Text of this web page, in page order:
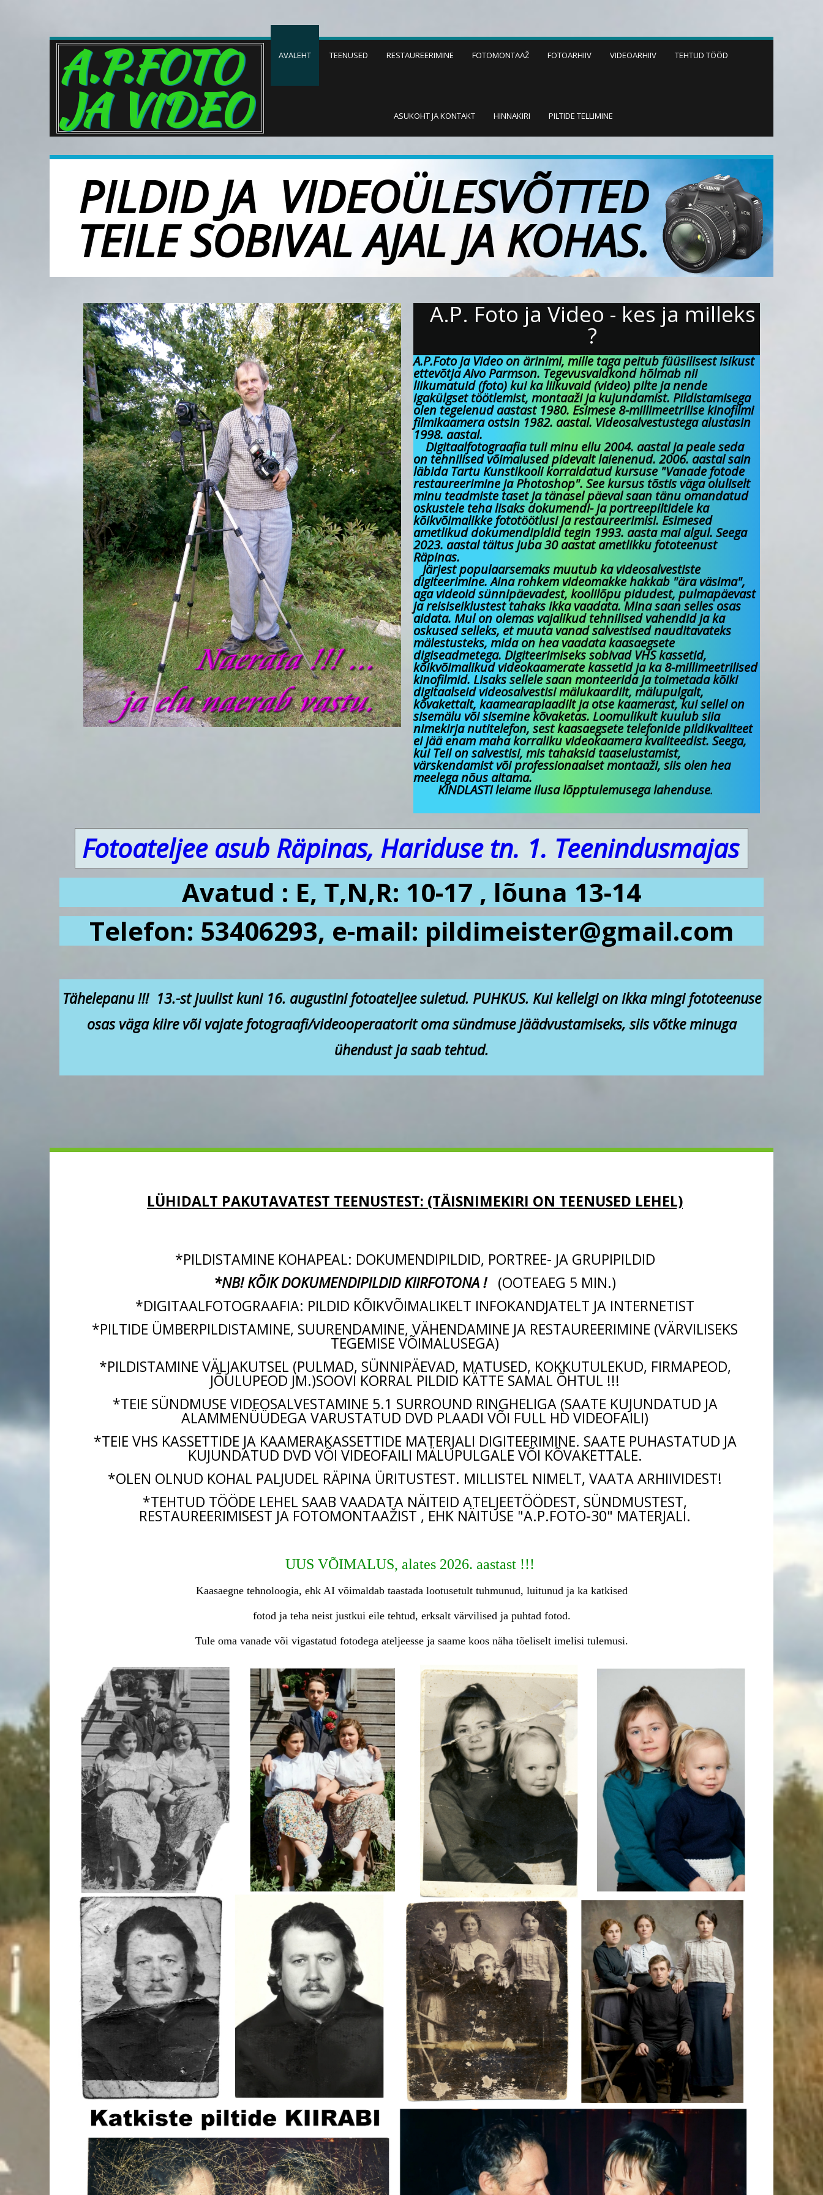
A.P.FOTO
JA VIDEO
AVALEHT TEENUSED RESTAUREERIMINE FOTOMONTAAŽ FOTOARHIIV VIDEOARHIIV TEHTUD TÖÖD
ASUKOHT JA KONTAKT HINNAKIRI PILTIDE TELLIMINE
PILDID JA VIDEOÜLESVÕTTED
TEILE SOBIVAL AJAL JA KOHAS.
A.P. Foto ja Video - kes ja milleks
?
A.P.Foto ja Video on ärinimi, mille taga peitub füüsilisest isikust
ettevõtja Aivo Parmson. Tegevusvaldkond hõlmab nii
liikumatuid (foto) kui ka liikuvaid (video) pilte ja nende
igakülgset töötlemist, montaaži ja kujundamist. Pildistamisega
olen tegelenud aastast 1980. Esimese 8-millimeetrilise kinofilmi
filmikaamera ostsin 1982. aastal. Videosalvestustega alustasin
1998. aastal.
Digitaalfotograafia tuli minu ellu 2004. aastal ja peale seda
on tehnilised võimalused pidevalt laienenud. 2006. aastal sain
läbida Tartu Kunstikooli korraldatud kursuse "Vanade fotode
restaureerimine ja Photoshop". See kursus tõstis väga oluliselt
minu teadmiste taset ja tänasel päeval saan tänu omandatud
oskustele teha lisaks dokumendi- ja portreepiltidele ka
kõikvõimalikke fototöötlusi ja restaureerimisi. Esimesed
ametlikud dokumendipldid tegin 1993. aasta mai algul. Seega
2023. aastal täitus juba 30 aastat ametlikku fototeenust
Räpinas.
Järjest populaarsemaks muutub ka videosalvestiste
digiteerimine. Aina rohkem videomakke hakkab "ära väsima",
aga videoid sünnipäevadest, koolilõpu pidudest, pulmapäevast
ja reisiseiklustest tahaks ikka vaadata. Mina saan selles osas
aidata. Mul on olemas vajalikud tehnilised vahendid ja ka
oskused selleks, et muuta vanad salvestised nauditavateks
mälestusteks, mida on hea vaadata kaasaegsete
digiseadmetega. Digiteerimiseks sobivad VHS kassetid,
kõikvõimalikud videokaamerate kassetid ja ka 8-millimeetrilised
kinofilmid. Lisaks sellele saan monteerida ja toimetada kõiki
digitaalseid videosalvestisi mälukaardilt, mälupulgalt,
kõvakettalt, kaamearaplaadilt ja otse kaamerast, kui sellel on
sisemälu või sisemine kõvaketas. Loomulikult kuulub siia
nimekirja nutitelefon, sest kaasaegsete telefonide pildikvaliteet
ei jää enam maha korraliku videokaamera kvaliteedist. Seega,
kui Teil on salvestisi, mis tahaksid taaselustamist,
värskendamist või professionaalset montaaži, siis olen hea
meelega nõus aitama.
KINDLASTI leiame ilusa lõpptulemusega lahenduse.
Fotoateljee asub Räpinas, Hariduse tn. 1. Teenindusmajas
Avatud : E, T,N,R: 10-17 , lõuna 13-14
Telefon: 53406293, e-mail: pildimeister@gmail.com
Tähelepanu !!! 13.-st juulist kuni 16. augustini fotoateljee suletud. PUHKUS. Kui kellelgi on ikka mingi fototeenuse
osas väga kiire või vajate fotograafi/videooperaatorit oma sündmuse jäädvustamiseks, siis võtke minuga
ühendust ja saab tehtud.
LÜHIDALT PAKUTAVATEST TEENUSTEST: (TÄISNIMEKIRI ON TEENUSED LEHEL)
*PILDISTAMINE KOHAPEAL: DOKUMENDIPILDID, PORTREE- JA GRUPIPILDID
*NB! KÕIK DOKUMENDIPILDID KIIRFOTONA ! (OOTEAEG 5 MIN.)
*DIGITAALFOTOGRAAFIA: PILDID KÕIKVÕIMALIKELT INFOKANDJATELT JA INTERNETIST
*PILTIDE ÜMBERPILDISTAMINE, SUURENDAMINE, VÄHENDAMINE JA RESTAUREERIMINE (VÄRVILISEKS
TEGEMISE VÕIMALUSEGA)
*PILDISTAMINE VÄLJAKUTSEL (PULMAD, SÜNNIPÄEVAD, MATUSED, KOKKUTULEKUD, FIRMAPEOD,
JÕULUPEOD JM.)SOOVI KORRAL PILDID KÄTTE SAMAL ÕHTUL !!!
*TEIE SÜNDMUSE VIDEOSALVESTAMINE 5.1 SURROUND RINGHELIGA (SAATE KUJUNDATUD JA
ALAMMENÜÜDEGA VARUSTATUD DVD PLAADI VÕI FULL HD VIDEOFAILI)
*TEIE VHS KASSETTIDE JA KAAMERAKASSETTIDE MATERJALI DIGITEERIMINE. SAATE PUHASTATUD JA
KUJUNDATUD DVD VÕI VIDEOFAILI MÄLUPULGALE VÕI KÕVAKETTALE.
*OLEN OLNUD KOHAL PALJUDEL RÄPINA ÜRITUSTEST. MILLISTEL NIMELT, VAATA ARHIIVIDEST!
*TEHTUD TÖÖDE LEHEL SAAB VAADATA NÄITEID ATELJEETÖÖDEST, SÜNDMUSTEST,
RESTAUREERIMISEST JA FOTOMONTAAŽIST , EHK NÄITUSE "A.P.FOTO-30" MATERJALI.
UUS VÕIMALUS, alates2026. aastast !!!
Kaasaegne tehnoloogia, ehk AI võimaldab taastada lootusetult tuhmunud, luitunud ja ka katkised
fotod ja teha neist justkui eile tehtud, erksalt värvilised ja puhtad fotod.
Tule oma vanade või vigastatud fotodega ateljeesse ja saame koos näha tõeliselt imelisi tulemusi.